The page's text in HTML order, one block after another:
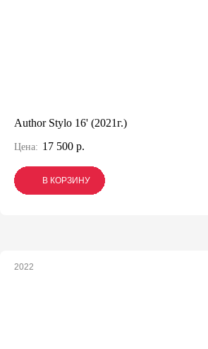
Author Stylo 16' (2021г.)
Цена: 17 500 р.
В КОРЗИНУ
В КОРЗИНУ
В КОРЗИНУ
2022